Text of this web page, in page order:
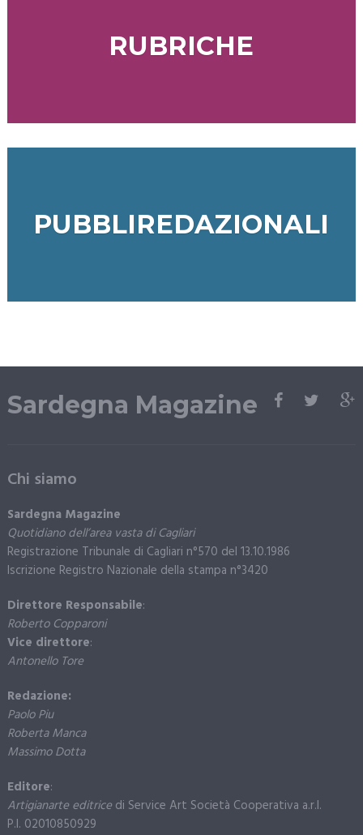
RUBRICHE
PUBBLIREDAZIONALI
Sardegna Magazine
Chi siamo
Sardegna Magazine
Quotidiano dell’area vasta di Cagliari
Registrazione Tribunale di Cagliari n°570 del 13.10.1986
Iscrizione Registro Nazionale della stampa n°3420
Direttore Responsabile:
Roberto Copparoni
Vice direttore:
Antonello Tore
Redazione:
Paolo Piu
Roberta Manca
Massimo Dotta
Editore:
Artigianarte editricedi Service Art Società Cooperativa a.r.l.
P.I. 02010850929